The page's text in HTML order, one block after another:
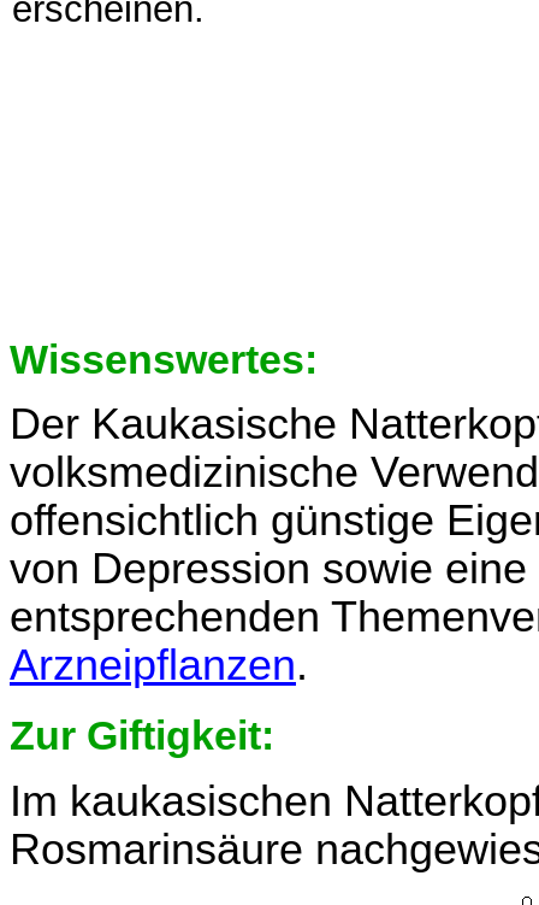
erscheinen.
Wissenswertes:
Der Kaukasische
volksmedizinische
offensichtlich günstige
von Depression sowie
entsprechenden
Arzneipflanzen.
Zur Giftigkeit:
Im kaukasischen
Rosmarinsäure